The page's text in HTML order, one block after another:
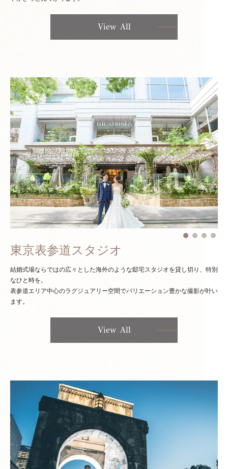
View All
東京表参道スタジオ
結婚式場ならではの広々とした海外のような邸宅スタジオを貸し切り、特別
なひと時を。
表参道エリア中心のラグジュアリー空間でバリエーション豊かな撮影が叶い
ます。
View All